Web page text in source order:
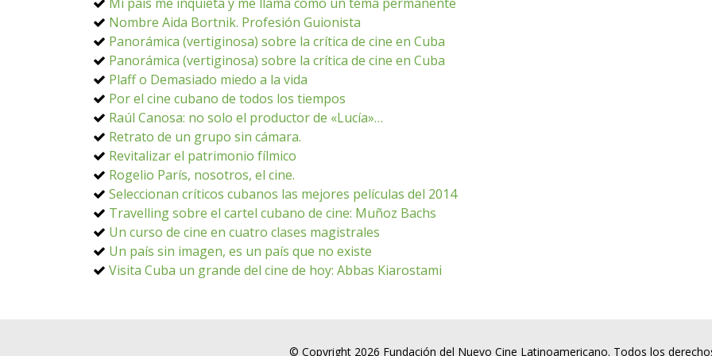
Nombre Aida Bortnik. Profesión Guionista
Panorámica (vertiginosa) sobre la crítica de cine en Cuba
Panorámica (vertiginosa) sobre la crítica de cine en Cuba
Plaff o Demasiado miedo a la vida
Por el cine cubano de todos los tiempos
Raúl Canosa: no solo el productor de «Lucía»…
Retrato de un grupo sin cámara.
Revitalizar el patrimonio fílmico
Rogelio París, nosotros, el cine.
Seleccionan críticos cubanos las mejores películas del 2014
Travelling sobre el cartel cubano de cine: Muñoz Bachs
Un curso de cine en cuatro clases magistrales
Un país sin imagen, es un país que no existe
Visita Cuba un grande del cine de hoy: Abbas Kiarostami
© Copyright 2026 Fundación del Nuevo Cine Latinoamericano. Todos los